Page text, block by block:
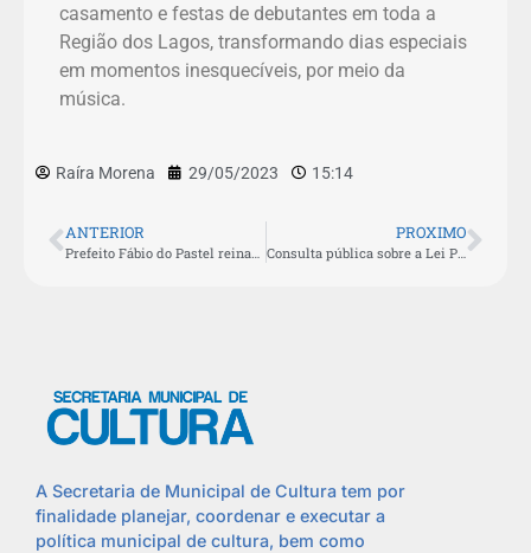
casamento e festas de debutantes em toda a
Região dos Lagos, transformando dias especiais
em momentos inesquecíveis, por meio da
música.
Raíra Morena 29/05/2023 15:14
ANTERIOR PROXIMO
Consulta pública sobre a Lei Paulo Gustavo é prorrogada em São Pedro da Aldeia
A Secretaria de Municipal de Cultura tem por
finalidade planejar, coordenar e executar a
política municipal de cultura, bem como